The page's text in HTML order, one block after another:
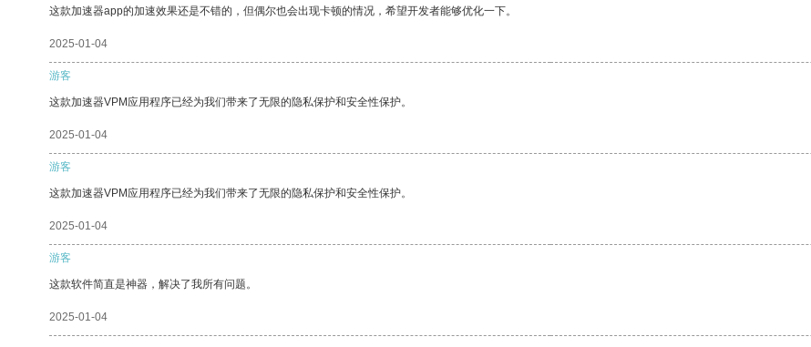
这款加速器app的加速效果还是不错的，但偶尔也会出现卡顿的情况，希望开发者能够优化一下。
2025-01-04
游客
这款加速器VPM应用程序已经为我们带来了无限的隐私保护和安全性保护。
2025-01-04
游客
这款加速器VPM应用程序已经为我们带来了无限的隐私保护和安全性保护。
2025-01-04
游客
这款软件简直是神器，解决了我所有问题。
2025-01-04